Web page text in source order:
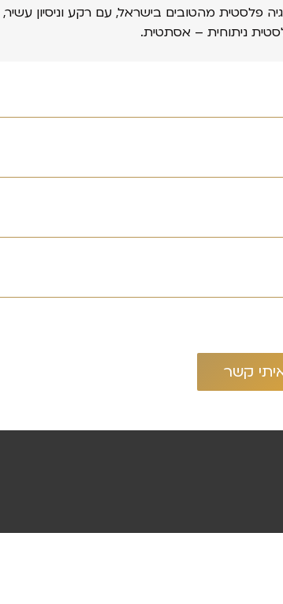
פלסטית מהטובים בישראל, עם רקע וניסיון עשיר,
ניתוחית – אסתטית.